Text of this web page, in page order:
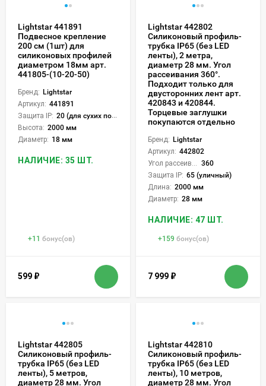
Lightstar 441891
Подвесное крепление
200 см (1шт) для
силиконовых профилей
диаметром 18мм арт.
441805-(10-20-50)
Бренд: Lightstar
Артикул: 441891
Защита IP: 20 (для сухих пом.)
Высота: 2000 мм
Диаметр: 18 мм
НАЛИЧИЕ: 35 ШТ.
+11 бонус(ов)
599 ₽
Lightstar 442802
Силиконовый профиль-
трубка IP65 (без LED
ленты), 2 метра,
диаметр 28 мм. Угол
рассеивания 360°.
Подходит только для
двусторонних лент арт.
420843 и 420844.
Торцевые заглушки
покупаются отдельно
Бренд: Lightstar
Артикул: 442802
360
Защита IP: 65 (уличный)
Длина: 2000 мм
Диаметр: 28 мм
НАЛИЧИЕ: 47 ШТ.
+159 бонус(ов)
7 999 ₽
Lightstar 442805
Силиконовый профиль-
трубка IP65 (без LED
ленты), 5 метров,
диаметр 28 мм. Угол
Lightstar 442810
Силиконовый профиль-
трубка IP65 (без LED
ленты), 10 метров,
диаметр 28 мм. Угол